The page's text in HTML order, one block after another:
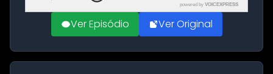
powered by VOICEXPRESS
Ver Episódio Ver Original